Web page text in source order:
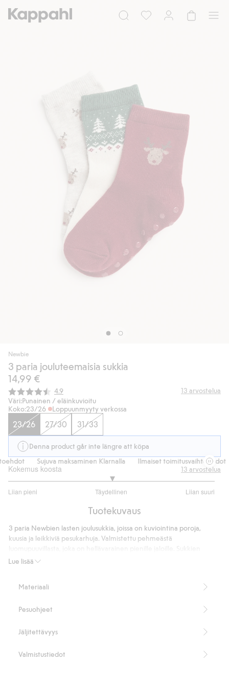
Newbie
3 paria jouluteemaisia sukkia
14,99 €
Keskimääräinen luokitus:
4.9 13 arvostelua
Väri:Punainen / eläinkuvioitu
Koko:23/26 Loppuunmyyty verkossa
23/26 27/30 31/33
Denna product går inte längre att köpa
Sujuva maksaminen Klarnalla Ilmaiset toimitusvaihtoehdot
Kokemus koosta
Liian pieni Täydellinen Liian suuri
/
ääneen
13 arvostelua
Tuotekuvaus
Lue lisää
3 paria Newbien lasten joulusukkia, joissa on kuviointina poroja,
kuusia ja leikkiviä pesukarhuja. Valmistettu pehmeästä
yläosassa on ribbireuna. Koossa 23/26 on luistonestopohja, joka
Tuotenumero
Materiaali
Pesuohjeet
Jäljitettävyys
Valmistustiedot